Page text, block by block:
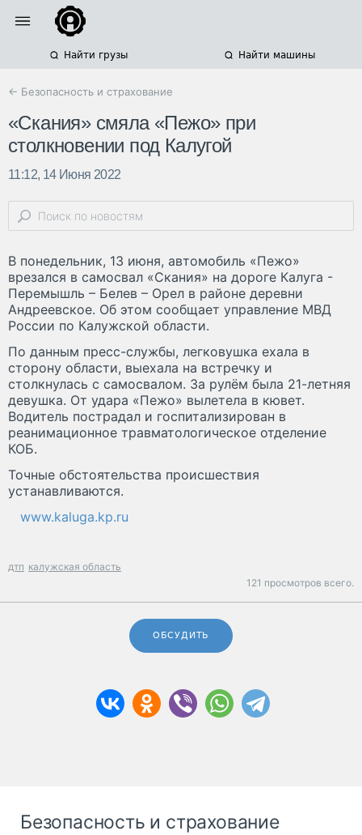
Найти грузы Найти машины
← Безопасность и страхование
«Скания» смяла «Пежо» при
столкновении под Калугой
11:12, 14 Июня 2022
В понедельник, 13 июня, автомобиль «Пежо»
врезался в самосвал «Скания» на дороге Калуга -
Перемышль – Белев – Орел в районе деревни
Андреевское. Об этом сообщает управление МВД
России по Калужской области.
По данным пресс-службы, легковушка ехала в
сторону области, выехала на встречку и
столкнулась с самосвалом. За рулём была 21-летняя
девушка. От удара «Пежо» вылетела в кювет.
Водитель пострадал и госпитализирован в
реанимационное травматологическое отделение
КОБ.
Точные обстоятельства происшествия
устанавливаются.
www.kaluga.kp.ru
дтп калужская область
121 просмотров всего.
ОБСУДИТЬ
Безопасность и страхование